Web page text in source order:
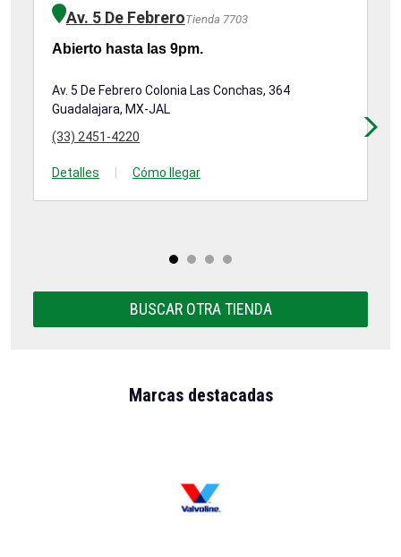
Av. 5 De FebreroTienda 7703
Abierto hasta las 9pm.
Av. 5 De Febrero Colonia Las Conchas, 364
Guadalajara, MX-JAL
(33) 2451-4220
Detalles Cómo llegar
BUSCAR OTRA TIENDA
Marcas destacadas